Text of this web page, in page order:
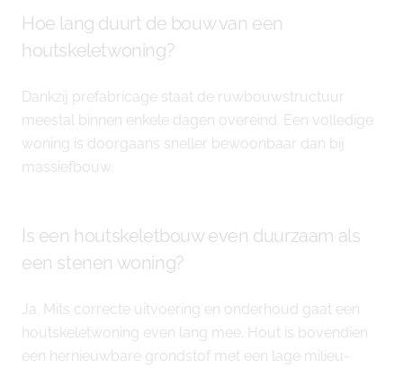
Hoe lang duurt de bouw van een
houtskeletwoning?
Dankzij prefabricage staat de ruwbouwstructuur
meestal binnen enkele dagen overeind. Een volledige
woning is doorgaans sneller bewoonbaar dan bij
massiefbouw.
Is een houtskeletbouw even duurzaam als
een stenen woning?
Ja. Mits correcte uitvoering en onderhoud gaat een
houtskeletwoning even lang mee. Hout is bovendien
een hernieuwbare grondstof met een lage milieu-